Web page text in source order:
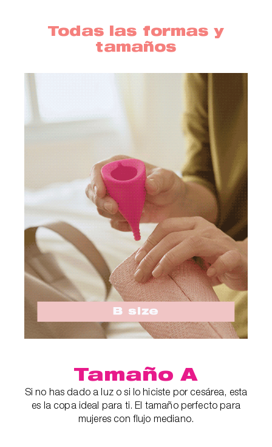
Todas las formas y
tamaños
Tamaño A
Si no has dado a luz o si lo hiciste por cesárea, esta
es la copa ideal para ti. El tamaño perfecto para
mujeres con flujo mediano.